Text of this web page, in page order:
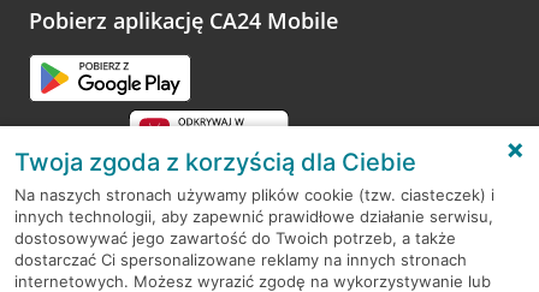
opinie.
Pobierz aplikację CA24 Mobile
RODO
Regulamin serwisu
Twoja zgoda z korzyścią dla Ciebie
Na naszych stronach używamy plików cookie (tzw. ciasteczek) i
innych technologii, aby zapewnić prawidłowe działanie serwisu,
dostosowywać jego zawartość do Twoich potrzeb, a także
dostarczać Ci spersonalizowane reklamy na innych stronach
internetowych. Możesz wyrazić zgodę na wykorzystywanie lub